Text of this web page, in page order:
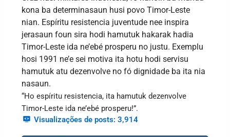
kona ba determinasaun husi povo Timor-Leste
nian. Espíritu resistencia juventude nee inspira
jerasaun foun sira hodi hamutuk hakarak hadia
Timor-Leste ida ne’ebé prosperu no justu. Exemplu
hosi 1991 ne’e sei motiva ita hotu hodi servisu
hamutuk atu dezenvolve no fó dignidade ba ita nia
nasaun.
“Ho espíritu resistencia, ita hamutuk dezenvolve
Timor-Leste ida ne’ebé prosperu!”.
Visualizações de posts: 3,914